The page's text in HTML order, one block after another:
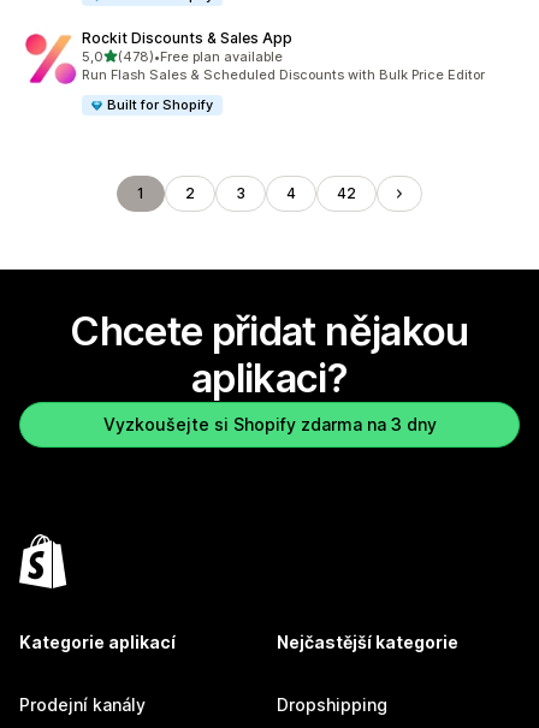
Rockit Discounts & Sales App
5,0z 5 hvězd
(478)
Celkový počet recenzí: 478
•Free plan available
Run Flash Sales & Scheduled Discounts with Bulk Price Editor
Built for Shopify
1 2 3 4 42
Chcete přidat nějakou
aplikaci?
Vyzkoušejte si Shopify zdarma na 3 dny
Kategorie aplikací
Prodejní kanály
Nejčastější kategorie
Dropshipping